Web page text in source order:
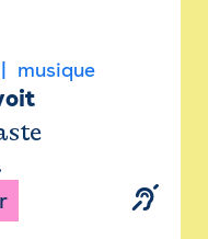
musique